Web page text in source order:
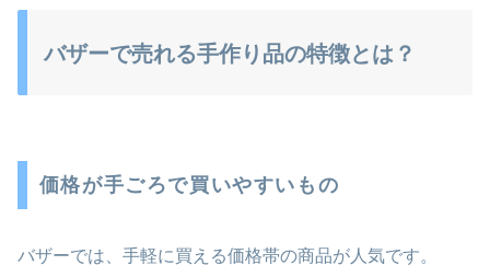
バザーで売れる手作り品の特徴とは？
価格が手ごろで買いやすいもの
バザーでは、手軽に買える価格帯の商品が人気です。